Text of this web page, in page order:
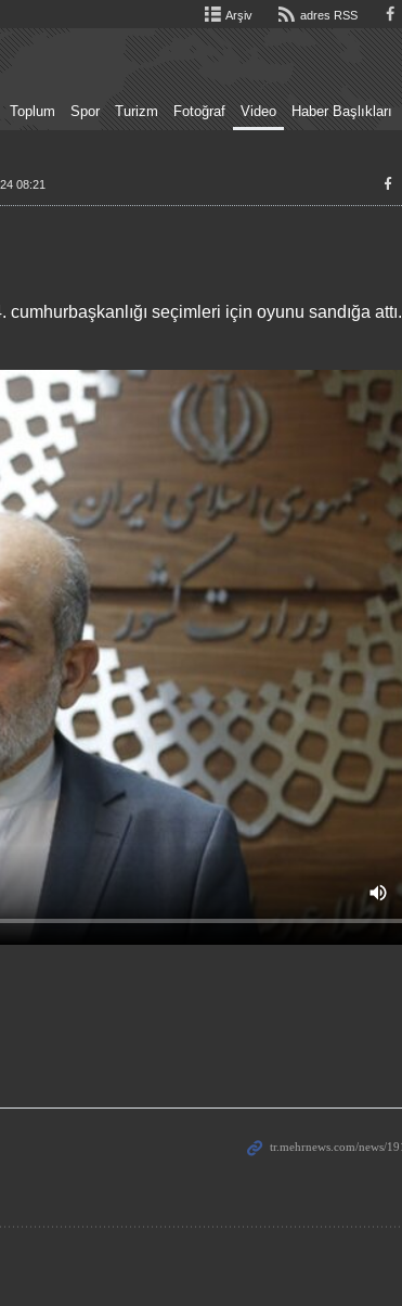
Arşiv adres RSS
Toplum Spor Turizm Fotoğraf Video Haber Başlıkları
08:21
seçimleri için oyunu sandığa attı.